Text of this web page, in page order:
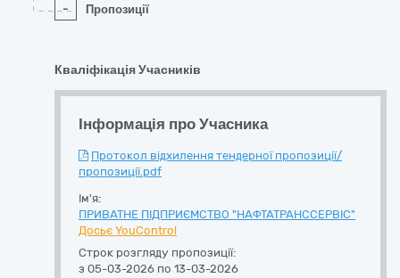
- Пропозиції
Кваліфікація Учасників
Інформація про Учасника
Протокол відхилення тендерної пропозиції/
пропозиції.pdf
Ім'я:
ПРИВАТНЕ ПІДПРИЄМСТВО "НАФТАТРАНССЕРВІС"
Досьє YouControl
Строк розгляду пропозиції:
з 05-03-2026 по 13-03-2026